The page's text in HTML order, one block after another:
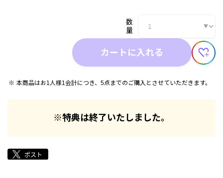
数
量
カートに入れる
本商品はお1人様1会計につき、5点までのご購入とさせていただきます。
※特典は終了いたしました。